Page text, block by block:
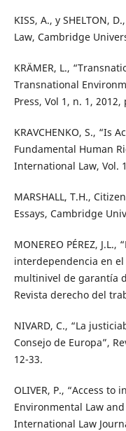
KISS, A., y SHELTON,
Law, Cambridge
KRÄMER, L.,
Transnational
Press, Vol 1, n. 1, 2012,
KRAVCHENKO, S., “Is
Fundamental Human
International Law, Vol.
MARSHALL, T.H.,
Essays, Cambridge
MONEREO PÉREZ,
interdependencia en
multinivel de garantía
Revista derecho del
NIVARD, C., “La
Consejo de Europa”,
12-33.
OLIVER, P., “Access
Environmental Law
International Law